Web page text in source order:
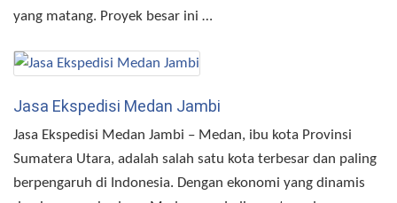
yang matang. Proyek besar ini …
Jasa Ekspedisi Medan Jambi
Jasa Ekspedisi Medan Jambi – Medan, ibu kota Provinsi
Sumatera Utara, adalah salah satu kota terbesar dan paling
berpengaruh di Indonesia. Dengan ekonomi yang dinamis